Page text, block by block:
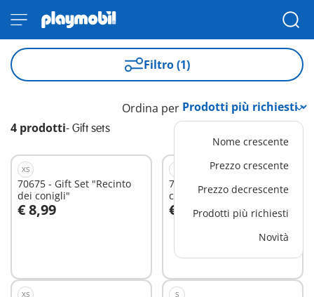
Filtro (1)
4 prodotti- Gift sets
Ordina per
Nome crescente
Prezzo crescente
Prezzo decrescente
Prodotti più richiesti
Novità
XS
70675 - Gift Set "Recinto
dei conigli"
€ 8,99
Aggiungi al carrello
71447 - Festa di
compleanno del cavaliere
€ 14,99
disponibile
XS S